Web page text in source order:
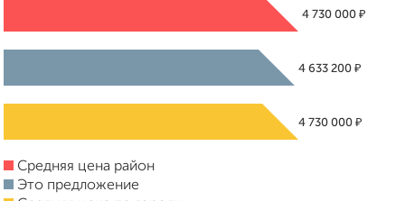
4 730 000 ₽
4 633 200 ₽
4 730 000 ₽
Средняя цена район
Это предложение